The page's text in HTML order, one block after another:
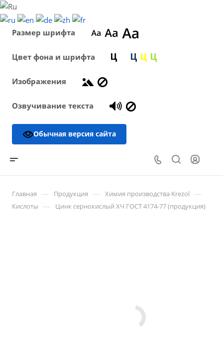
Размер шрифта
Цвет фона и шрифта
Изображения
Озвучивание текста
Обычная версия сайта
Главная — Продукция — Химия производства Krezol —
Кислоты — Цинк сернокислый ХЧ ГОСТ 4174-77 (продукция)